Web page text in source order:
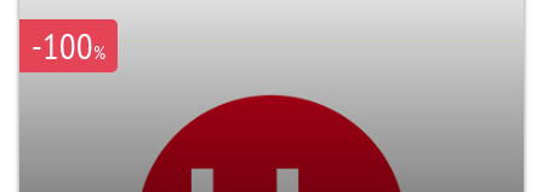
-100%